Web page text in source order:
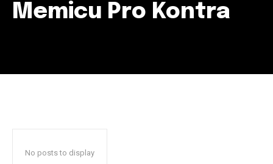
Memicu Pro Kontra
No posts to display